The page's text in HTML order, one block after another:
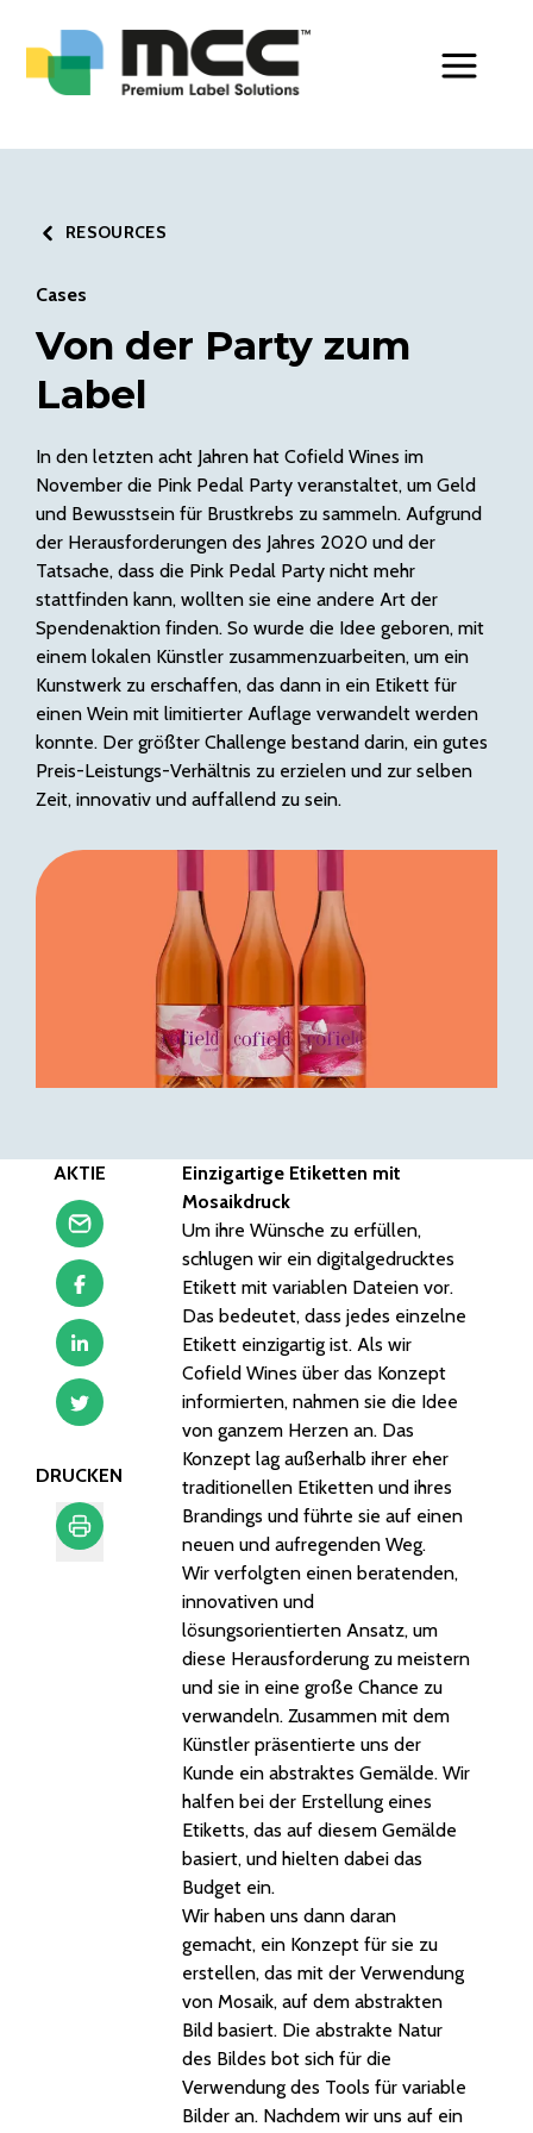
RESOURCES
Cases
Von der Party zum
Label
In den letzten acht Jahren hat Cofield Wines im
November die Pink Pedal Party veranstaltet, um Geld
und Bewusstsein für Brustkrebs zu sammeln. Aufgrund
der Herausforderungen des Jahres 2020 und der
Tatsache, dass die Pink Pedal Party nicht mehr
stattfinden kann, wollten sie eine andere Art der
Spendenaktion finden. So wurde die Idee geboren, mit
einem lokalen Künstler zusammenzuarbeiten, um ein
Kunstwerk zu erschaffen, das dann in ein Etikett für
einen Wein mit limitierter Auflage verwandelt werden
konnte. Der größter Challenge bestand darin, ein gutes
Preis-Leistungs-Verhältnis zu erzielen und zur selben
Zeit, innovativ und auffallend zu sein.
AKTIE
DRUCKEN
Einzigartige Etiketten mit
Mosaikdruck
Um ihre Wünsche zu erfüllen,
schlugen wir ein digitalgedrucktes
Etikett mit variablen Dateien vor.
Das bedeutet, dass jedes einzelne
Etikett einzigartig ist. Als wir
Cofield Wines über das Konzept
informierten, nahmen sie die Idee
von ganzem Herzen an. Das
Konzept lag außerhalb ihrer eher
traditionellen Etiketten und ihres
Brandings und führte sie auf einen
neuen und aufregenden Weg.
Wir verfolgten einen beratenden,
innovativen und
lösungsorientierten Ansatz, um
diese Herausforderung zu meistern
und sie in eine große Chance zu
verwandeln. Zusammen mit dem
Künstler präsentierte uns der
Kunde ein abstraktes Gemälde. Wir
halfen bei der Erstellung eines
Etiketts, das auf diesem Gemälde
basiert, und hielten dabei das
Budget ein.
Wir haben uns dann daran
gemacht, ein Konzept für sie zu
erstellen, das mit der Verwendung
von Mosaik, auf dem abstrakten
Bild basiert. Die abstrakte Natur
des Bildes bot sich für die
Verwendung des Tools für variable
Bilder an. Nachdem wir uns auf ein